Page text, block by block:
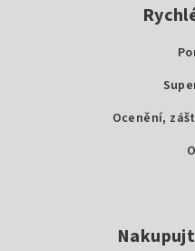
Ocenění,